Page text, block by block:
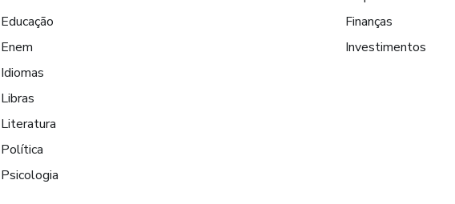
Educação
Enem
Idiomas
Libras
Literatura
Política
Psicologia
Finanças
Investimentos